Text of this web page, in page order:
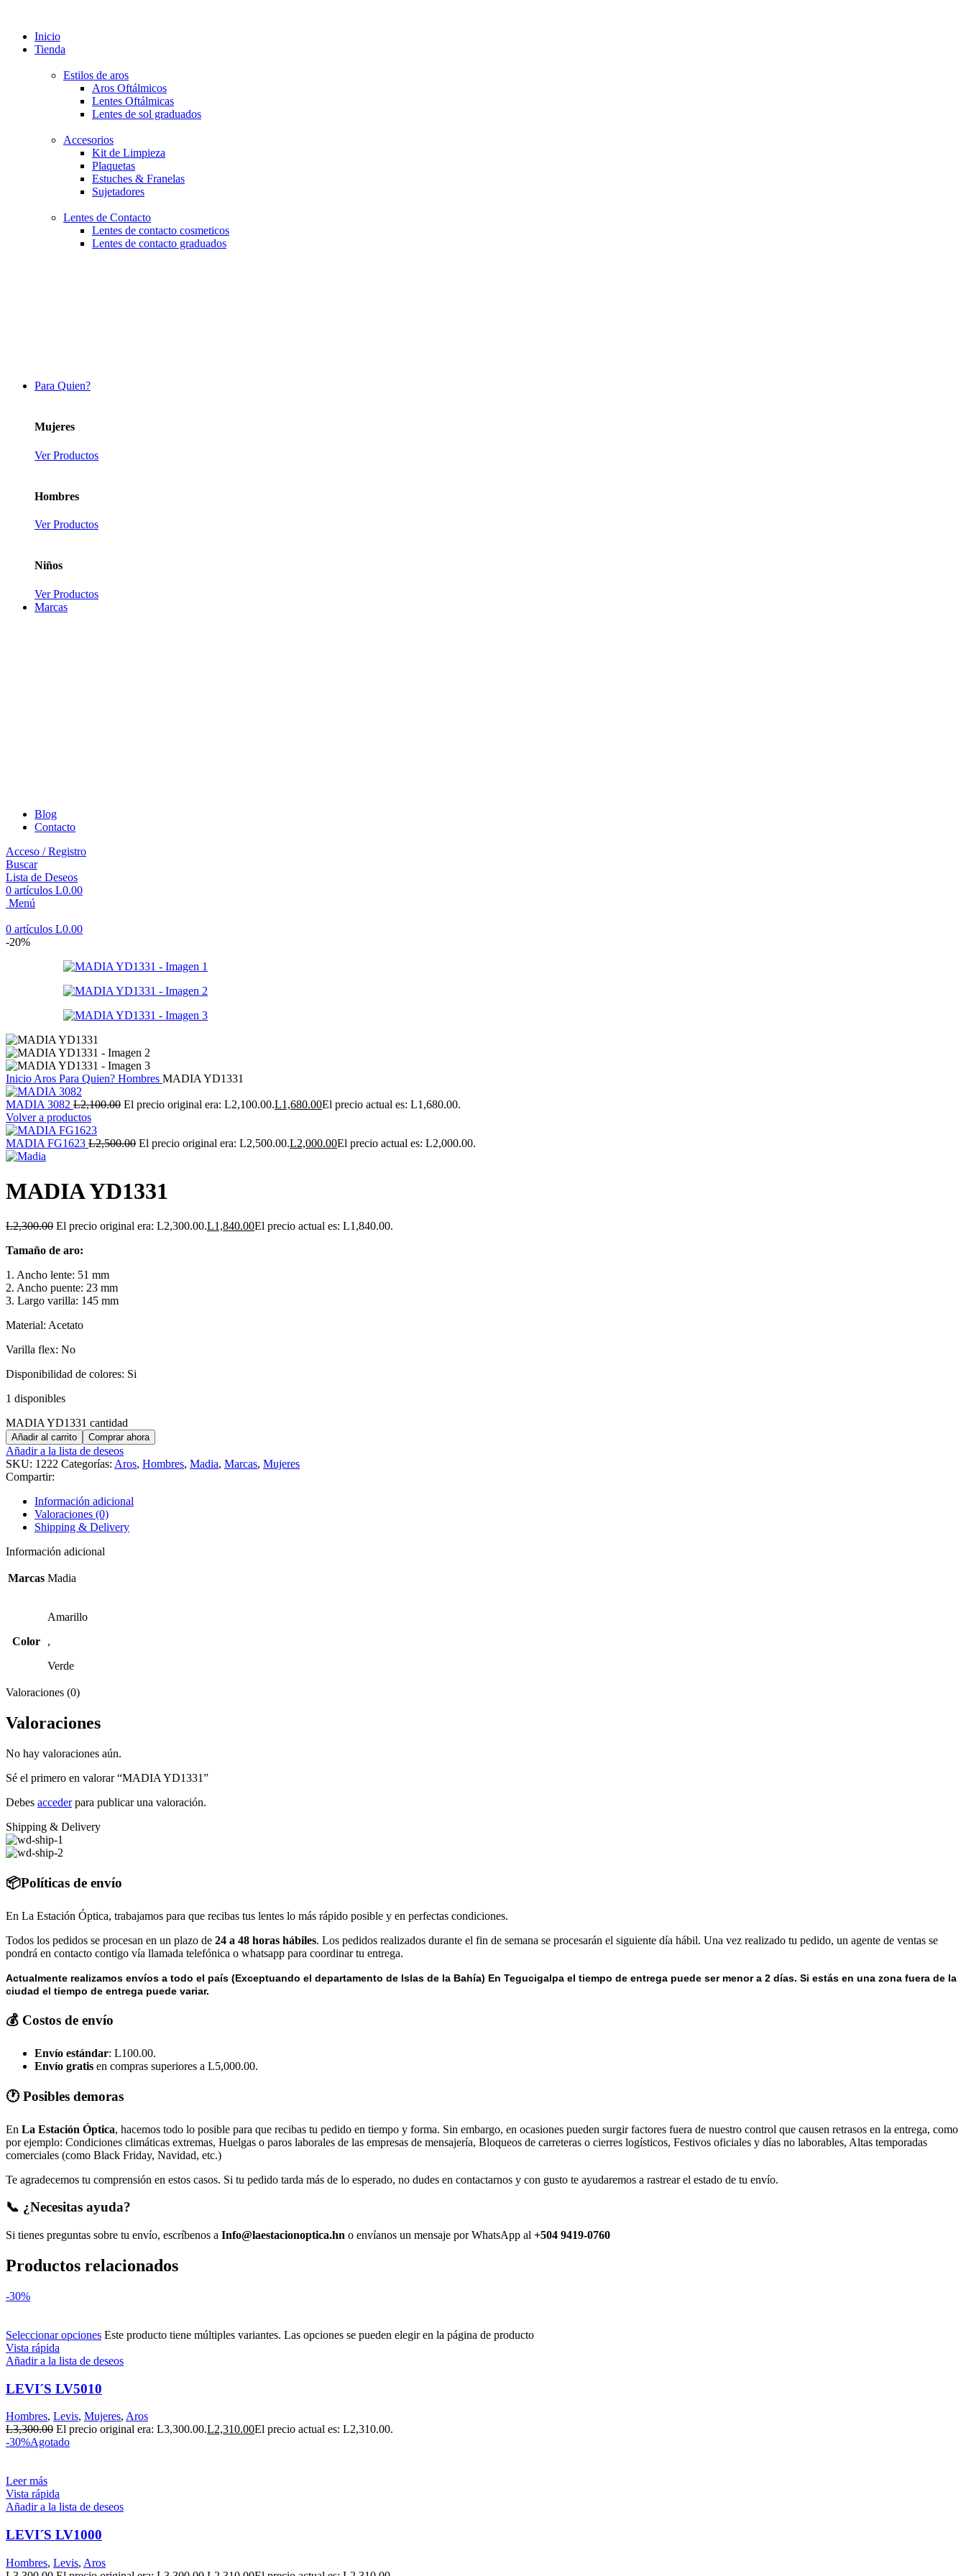
Inicio
Tienda
Estilos de aros
Aros Oftálmicos
Lentes Oftálmicas
Lentes de sol graduados
Accesorios
Kit de Limpieza
Plaquetas
Estuches & Franelas
Sujetadores
Lentes de Contacto
Lentes de contacto cosmeticos
Lentes de contacto graduados
Para Quien?
Mujeres
Ver Productos
Hombres
Ver Productos
Niños
Ver Productos
Marcas
Blog
Contacto
Acceso / Registro
Buscar
Lista de Deseos
0 artículos L0.00
Menú
0 artículos L0.00
-20%
Inicio Aros Para Quien? Hombres MADIA YD1331
MADIA 3082 L2,100.00 El precio original era: L2,100.00.L1,680.00El precio actual es: L1,680.00.
Volver a productos
MADIA FG1623 L2,500.00 El precio original era: L2,500.00.L2,000.00El precio actual es: L2,000.00.
MADIA YD1331
L2,300.00 El precio original era: L2,300.00.L1,840.00El precio actual es: L1,840.00.
Tamaño de aro:
1. Ancho lente: 51 mm
2. Ancho puente: 23 mm
3. Largo varilla: 145 mm
Material: Acetato
Varilla flex: No
Disponibilidad de colores: Si
1 disponibles
MADIA YD1331 cantidad
Añadir al carrito Comprar ahora
Añadir a la lista de deseos
SKU: 1222 Categorías: Aros, Hombres, Madia, Marcas, Mujeres
Compartir:
Información adicional
Valoraciones (0)
Shipping & Delivery
Información adicional
Marcas Madia
Color
Amarillo
,
Verde
Valoraciones (0)
Valoraciones
No hay valoraciones aún.
Sé el primero en valorar “MADIA YD1331”
Debes accederpara publicar una valoración.
Shipping & Delivery
📦Políticas de envío
En La Estación Óptica, trabajamos para que recibas tus lentes lo más rápido posible y en perfectas condiciones.
Todos los pedidos se procesan en un plazo de 24 a 48 horas hábiles. Los pedidos realizados durante el fin de semana se procesarán el siguiente día hábil. Una vez realizado tu pedido, un agente de ventas se
pondrá en contacto contigo vía llamada telefónica o whatsapp para coordinar tu entrega.
Actualmente realizamos envíos a todo el país (Exceptuando el departamento de Islas de la Bahía) En Tegucigalpa el tiempo de entrega puede ser menor a 2 días. Si estás en una zona fuera de la
ciudad el tiempo de entrega puede variar.
💰 Costos de envío
Envío estándar: L100.00.
Envío gratis en compras superiores a L5,000.00.
🕐 Posibles demoras
En La Estación Óptica, hacemos todo lo posible para que recibas tu pedido en tiempo y forma. Sin embargo, en ocasiones pueden surgir factores fuera de nuestro control que causen retrasos en la entrega, como
por ejemplo: Condiciones climáticas extremas, Huelgas o paros laborales de las empresas de mensajería, Bloqueos de carreteras o cierres logísticos, Festivos oficiales y días no laborables, Altas temporadas
comerciales (como Black Friday, Navidad, etc.)
Te agradecemos tu comprensión en estos casos. Si tu pedido tarda más de lo esperado, no dudes en contactarnos y con gusto te ayudaremos a rastrear el estado de tu envío.
📞 ¿Necesitas ayuda?
Si tienes preguntas sobre tu envío, escríbenos a Info@laestacionoptica.hn o envíanos un mensaje por WhatsApp al +504 9419-0760
Productos relacionados
-30%
Seleccionar opciones Este producto tiene múltiples variantes. Las opciones se pueden elegir en la página de producto
Vista rápida
Añadir a la lista de deseos
LEVI´S LV5010
Hombres, Levis, Mujeres, Aros
L3,300.00 El precio original era: L3,300.00.L2,310.00El precio actual es: L2,310.00.
-30%Agotado
Leer más
Vista rápida
Añadir a la lista de deseos
LEVI´S LV1000
Hombres, Levis, Aros